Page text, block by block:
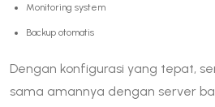
Monitoring system
Backup otomatis
Dengan konfigurasi yang tepat,
sama amannya dengan server